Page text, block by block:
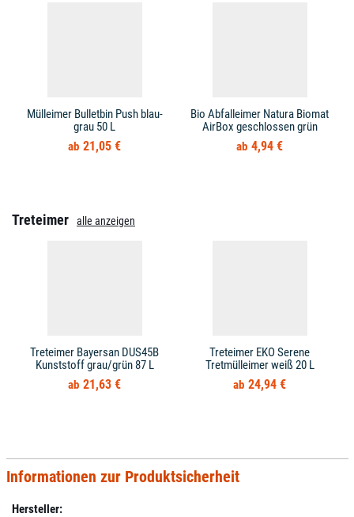
Mülleimer Bulletbin Push blau-
grau 50 L
21,05 €
Bio Abfalleimer Natura Biomat
AirBox geschlossen grün
4,94 €
Treteimer alle anzeigen
Treteimer Bayersan DUS45B
Kunststoff grau/grün 87 L
21,63 €
Treteimer EKO Serene
Tretmülleimer weiß 20 L
24,94 €
Informationen zur Produktsicherheit
Hersteller: